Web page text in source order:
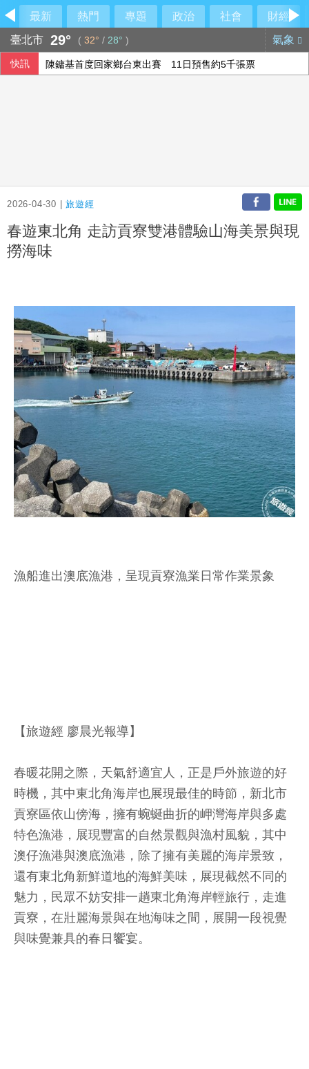
最新 熱門 專題 政治 社會
財經
臺北市 29° ( 32° / 28° ) 氣象
快訊 陳鏞基首度回家鄉台東出賽 11日預售約5千張票
2026-04-30 |旅遊經
春遊東北角 走訪貢寮雙港體驗山海美景與現
撈海味
漁船進出澳底漁港，呈現貢寮漁業日常作業景象
【旅遊經 廖晨光報導】
春暖花開之際，天氣舒適宜人，正是戶外旅遊的好
時機，其中東北角海岸也展現最佳的時節，新北市
貢寮區依山傍海，擁有蜿蜒曲折的岬灣海岸與多處
特色漁港，展現豐富的自然景觀與漁村風貌，其中
澳仔漁港與澳底漁港，除了擁有美麗的海岸景致，
還有東北角新鮮道地的海鮮美味，展現截然不同的
魅力，民眾不妨安排一趟東北角海岸輕旅行，走進
貢寮，在壯麗海景與在地海味之間，展開一段視覺
與味覺兼具的春日饗宴。